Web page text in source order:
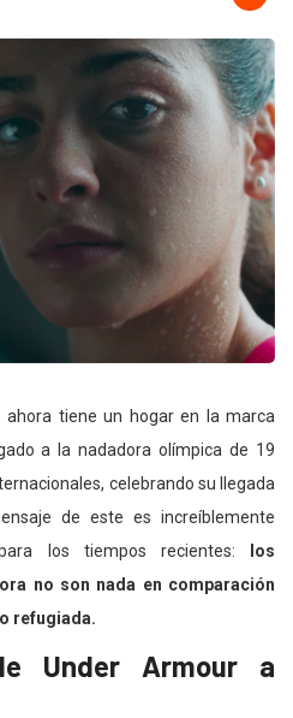
ahora tiene un hogar en la marca
a la nadadora olímpica de 19
celebrando su llegada
de este es increíblemente
los tiempos recientes: los
no son nada en comparación
refugiada.
Under Armour a